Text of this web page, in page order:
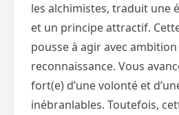
les alchimistes, traduit une
et un principe attractif.
pousse à agir avec
reconnaissance. Vous
fort(e) d’une volonté et
inébranlables. Toutefois,